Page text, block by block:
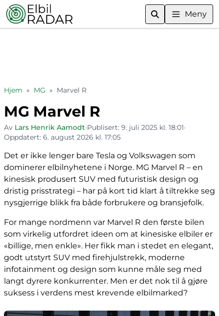
Meny
Hjem » MG » Marvel R
MG Marvel R
Av Lars Henrik Aamodt•Publisert: 9. juli 2025 kl. 18:01•
Oppdatert: 6. august 2026 kl. 17:05
Det er ikke lenger bare Tesla og Volkswagen som
dominerer elbilnyhetene i Norge. MG Marvel R – en
kinesisk produsert SUV med futuristisk design og
dristig prisstrategi – har på kort tid klart å tiltrekke seg
nysgjerrige blikk fra både forbrukere og bransjefolk.
For mange nordmenn var Marvel R den første bilen
som virkelig utfordret ideen om at kinesiske elbiler er
«billige, men enkle». Her fikk man i stedet en elegant,
godt utstyrt SUV med firehjulstrekk, moderne
infotainment og design som kunne måle seg med
langt dyrere konkurrenter. Men er det nok til å gjøre
suksess i verdens mest krevende elbilmarked?